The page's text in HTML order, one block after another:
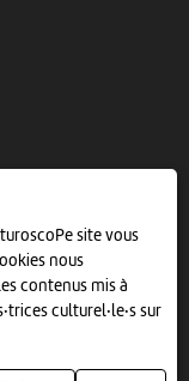
site vous
nous
contenus mis à
culturel·le·s sur